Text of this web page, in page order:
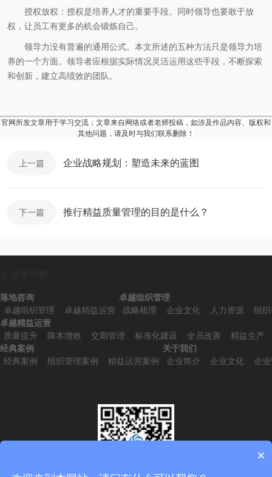
授权放权：授权是培养人才的重要手段。同时领导也要敢于放
权，让员工有更多的机会锻炼自己。
领导力没有普遍的通用公式。本文所述的五种方法只是领导力培
养的一个方面。领导者应根据实际情况灵活运用这些手段，不断探索
和创新，建立高绩效的团队。
官网所发文章用于学习交流；文章来自网络或者老师投稿，如涉及作品内容、版权和
其他问题，请及时与我们联系删除！
上一篇 企业战略规划：塑造未来的蓝图
下一篇 推行精益质量管理的目的是什么？
落地咨询
卓越组织管理
卓越精益运营
卓越组织管理
战略梳理
企业文化 人力资源
组
卓越精益运营
质量提升
降本增效 交期管理 标准化建设 全员改善
精益生产
经典案例
经典案例
组织管理案例 精益运营案例
关于我们
企业简介
企业文化 企
×